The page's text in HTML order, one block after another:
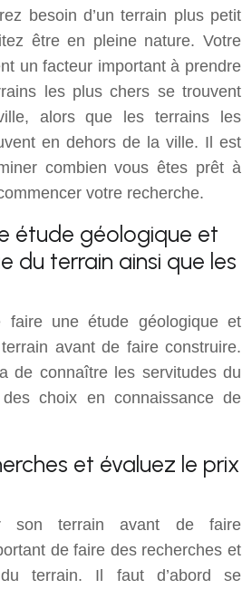
besoin d’un terrain plus petit
être en pleine nature. Votre
un facteur important à prendre
les plus chers se trouvent
alors que les terrains les
en dehors de la ville. Il est
combien vous êtes prêt à
votre recherche.
étude géologique et
du terrain ainsi que les
faire une étude géologique et
avant de faire construire.
de connaître les servitudes du
choix en connaissance de
et évaluez le prix
son terrain avant de faire
de faire des recherches et
terrain. Il faut d’abord se